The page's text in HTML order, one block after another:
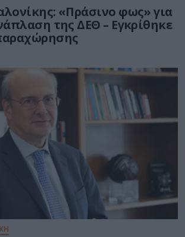
«Πράσινο φως» για
της ΔΕΘ – Εγκρίθηκε